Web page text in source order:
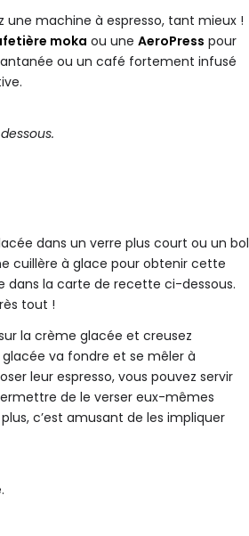
une machine à espresso, tant mieux !
moka ou une AeroPress pour
ou un café fortement infusé
dans un verre plus court ou un bol
cuillère à glace pour obtenir cette
dans la carte de recette ci-dessous.
tout !
la crème glacée et creusez
va fondre et se mêler à
leur espresso, vous pouvez servir
de le verser eux-mêmes
c’est amusant de les impliquer